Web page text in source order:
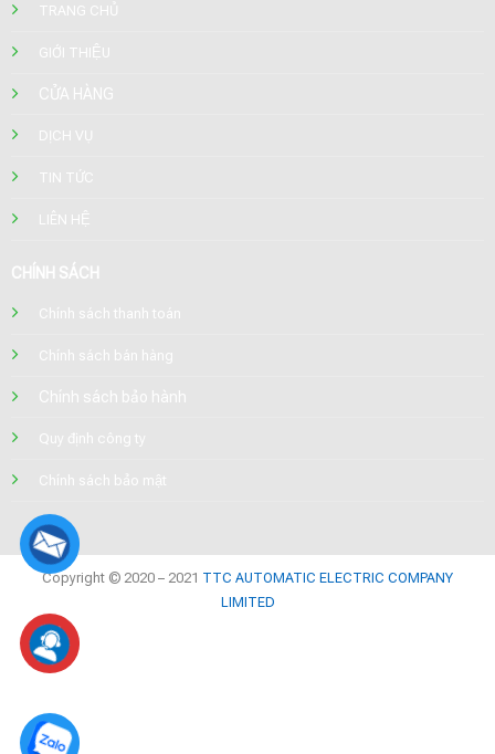
TRANG CHỦ
GIỚI THIỆU
CỬA HÀNG
DỊCH VỤ
TIN TỨC
LIÊN HỆ
CHÍNH SÁCH
Chính sách thanh toán
Chính sách bán hàng
Chính sách bảo hành
Quy định công ty
Chính sách bảo mật
Copyright © 2020 – 2021 TTC AUTOMATIC ELECTRIC COMPANY
LIMITED